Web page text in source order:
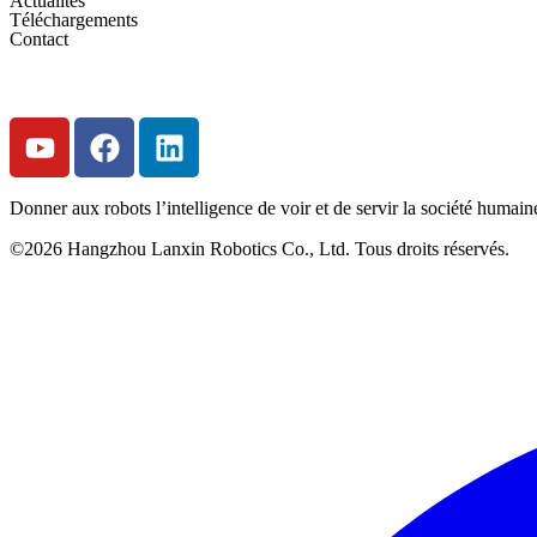
Téléchargements
Contact
Donner aux robots l’intelligence de voir et de servir la société
©2026 Hangzhou Lanxin Robotics Co., Ltd. Tous droits réservés.